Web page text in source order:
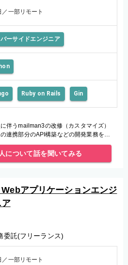
／一部リモート
ーサイドエンジニア
Ruby on Rails Gin
伴うmailman3の改修（カスタマイズ）
連携部分のAPI構築などの開発業務をご
について話を聞いてみる
アプリケーションエンジ
ア
委託(フリーランス)
／一部リモート